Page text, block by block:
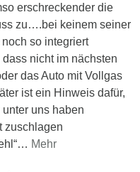
erschreckender die
zu….bei keinem seiner
so integriert
nicht im nächsten
das Auto mit Vollgas
ist ein Hinweis dafür,
uns haben
zuschlagen
… Mehr